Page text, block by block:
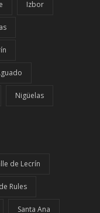
Izbor
Nigüelas
de Lecrín
Rules
Santa Ana